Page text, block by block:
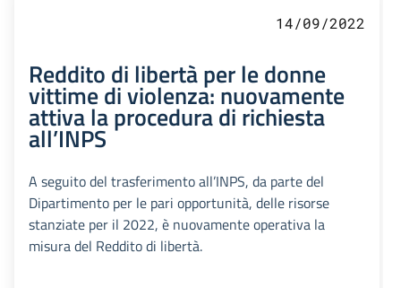
14/09/2022
Reddito di libertà per le donne
vittime di violenza: nuovamente
attiva la procedura di richiesta
all’INPS
A seguito del trasferimento all’INPS, da parte del
Dipartimento per le pari opportunità, delle risorse
stanziate per il 2022, è nuovamente operativa la
misura del Reddito di libertà.